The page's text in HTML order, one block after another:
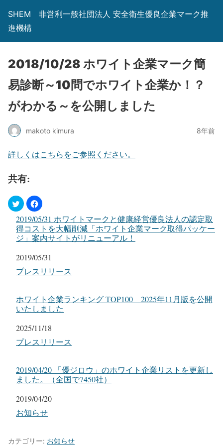
SHEM 非営利一般社団法人 安全衛生優良企業マーク推
進機構
2018/10/28 ホワイト企業マーク簡
易診断～10問でホワイト企業か！？
がわかる～を公開しました
makoto kimura 8年前
詳しくはこちらをご参照ください。
共有:
2019/05/31 ホワイトマークと健康経営優良法人の認定取
得コストを大幅削減「ホワイト企業マーク取得パッケー
ジ」案内サイトがリニューアル！
日付
2019/05/31
関連理由
プレスリリース
ホワイト企業ランキング TOP100 2025年11月版を公開
いたしました
日付
2025/11/18
関連理由
プレスリリース
2019/04/20 「優ジロウ」のホワイト企業リストを更新し
ました。（全国で7450社）
日付
2019/04/20
関連理由
お知らせ
カテゴリー: お知らせ